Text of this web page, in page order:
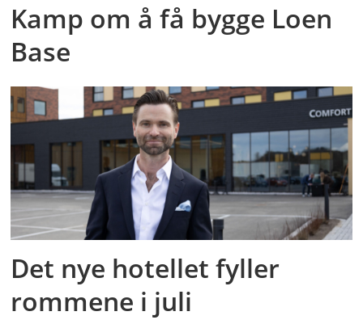
Kamp om å få bygge Loen
Base
Det nye hotellet fyller
rommene i juli